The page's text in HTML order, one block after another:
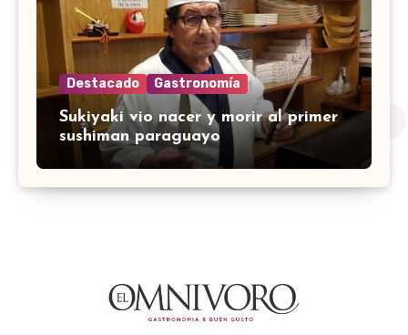
Destacado Gastronomía
Sukiyaki vio nacer y morir al primer
sushiman paraguayo